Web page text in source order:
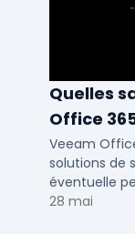
Quelles
Office
Netapp
Veeam
solutions de
éventuelle
Voici notre ...
28 mai